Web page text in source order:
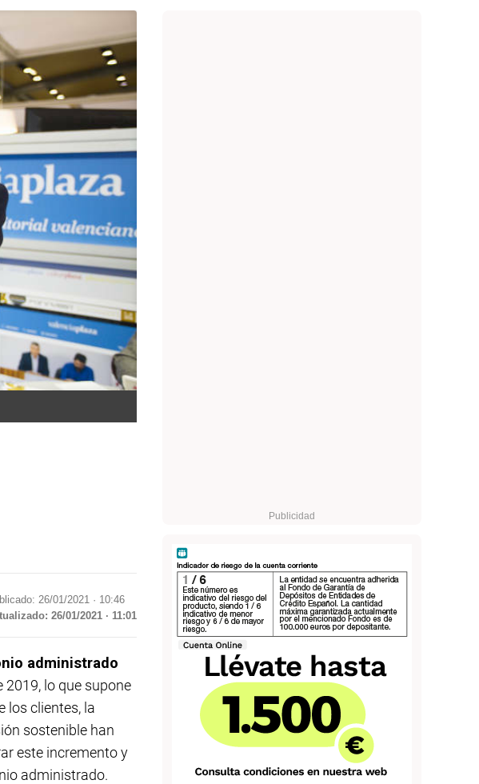
26/01/2021 · 10:46
26/01/2021 · 11:01
administrado
2019, lo que supone
los clientes, la
sostenible han
este incremento y
administrado.